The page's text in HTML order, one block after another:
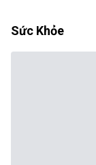
Sức Khỏe